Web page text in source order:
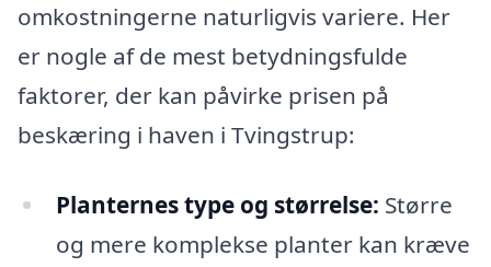
omkostningerne naturligvis variere. Her
er nogle af de mest betydningsfulde
faktorer, der kan påvirke prisen på
beskæring i haven i Tvingstrup:
Planternes type og størrelse: Større
og mere komplekse planter kan kræve